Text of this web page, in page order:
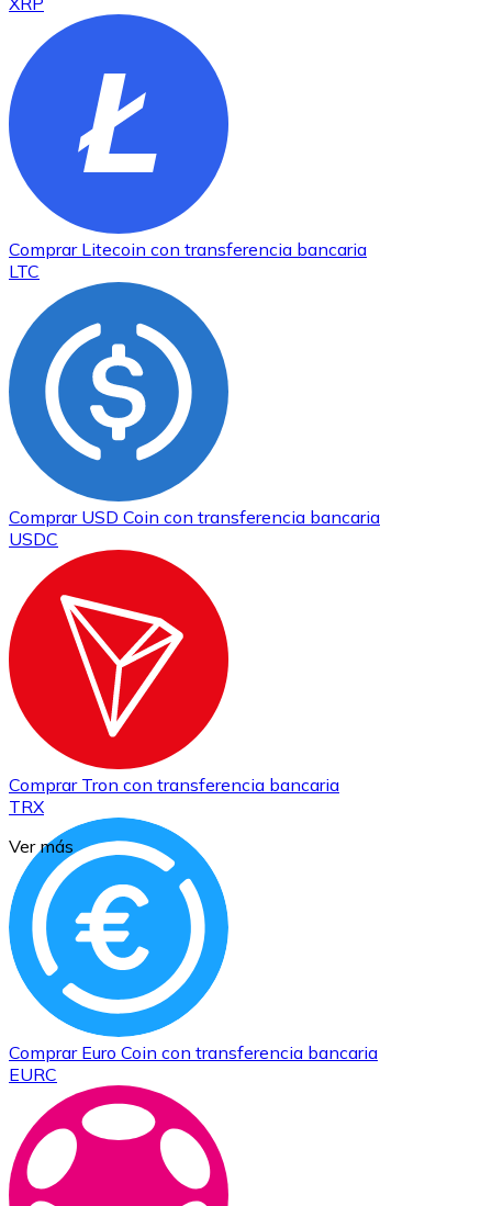
Comprar Litecoin con transferencia bancaria
LTC
Comprar USD Coin con transferencia bancaria
USDC
Comprar Tron con transferencia bancaria
TRX
Comprar Euro Coin con transferencia bancaria
EURC
Ver más